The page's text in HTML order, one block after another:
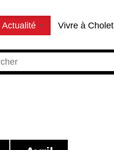
Actualité Vivre à Cholet